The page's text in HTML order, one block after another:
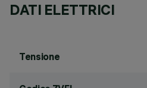
DATI ELETTRICI
Tensione